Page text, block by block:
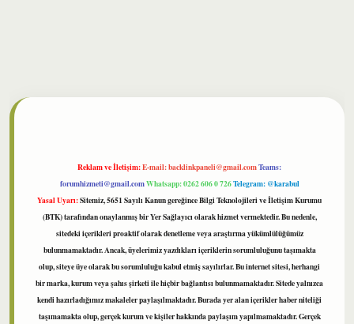
Reklam ve İletişim:E-mail:backlinkpaneli@gmail.comTeams:
forumhizmeti@gmail.comWhatsapp: 0262 606 0 726Telegram: @karabul
Yasal Uyarı:Sitemiz, 5651 Sayılı Kanun gereğince Bilgi Teknolojileri ve İletişim Kurumu
(BTK) tarafından onaylanmış bir Yer Sağlayıcı olarak hizmet vermektedir. Bu nedenle,
sitedeki içerikleri proaktif olarak denetleme veya araştırma yükümlülüğümüz
bulunmamaktadır. Ancak, üyelerimiz yazdıkları içeriklerin sorumluluğunu taşımakta
olup, siteye üye olarak bu sorumluluğu kabul etmiş sayılırlar. Bu internet sitesi, herhangi
bir marka, kurum veya şahıs şirketi ile hiçbir bağlantısı bulunmamaktadır. Sitede yalnızca
kendi hazırladığımız makaleler paylaşılmaktadır. Burada yer alan içerikler haber niteliği
taşımamakta olup, gerçek kurum ve kişiler hakkında paylaşım yapılmamaktadır. Gerçek